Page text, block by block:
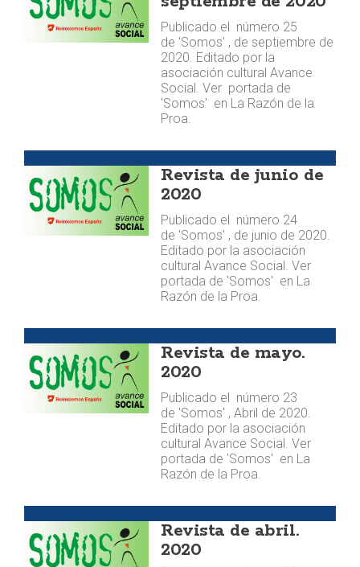
Publicado el número 25
de 'Somos' , de septiembre de
2020. Editado por la
asociación cultural Avance
Social. Ver portada de
'Somos' en La Razón de la
Proa.
Revista de junio de
2020
Publicado el número 24
de 'Somos' , de junio de 2020.
Editado por la asociación
cultural Avance Social. Ver
portada de 'Somos' en La
Razón de la Proa.
Revista de mayo.
2020
Publicado el número 23
de 'Somos' , Abril de 2020.
Editado por la asociación
cultural Avance Social. Ver
portada de 'Somos' en La
Razón de la Proa.
Revista de abril.
2020